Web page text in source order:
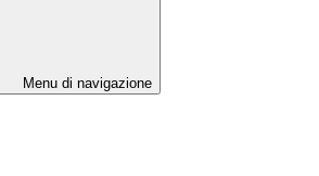
Menu di navigazione